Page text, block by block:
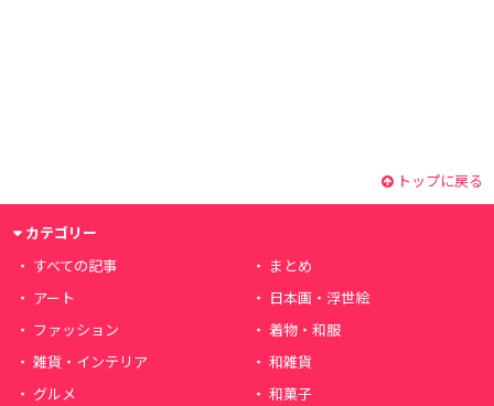
トップに戻る
カテゴリー
すべての記事
まとめ
アート
日本画・浮世絵
ファッション
着物・和服
雑貨・インテリア
和雑貨
グルメ
和菓子